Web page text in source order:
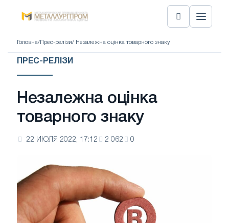
Головна/ Прес-релізи/ Незалежна оцінка товарного знаку
ПРЕС-РЕЛІЗИ
Незалежна оцінка
товарного знаку
22 ИЮЛЯ 2022, 17:12 2 062 0